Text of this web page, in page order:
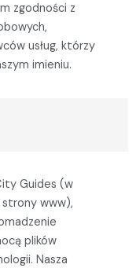
zgodności z
usług, którzy
imieniu.
Guides (w
strony www),
plików
Nasza